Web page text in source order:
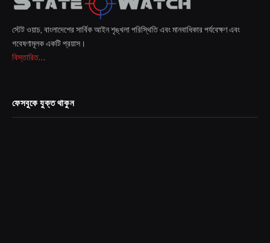
স্টেট ওয়াচ, বাংলাদেশের সার্বিক আইন শৃঙ্খলা পরিস্থিতি এবং মানবাধিকার পর্যবেক্ষণ এবং
গবেষণামূলক একটি প্রয়াস।
বিস্তারিত...
ফেসবুকে যুক্ত থাকুন